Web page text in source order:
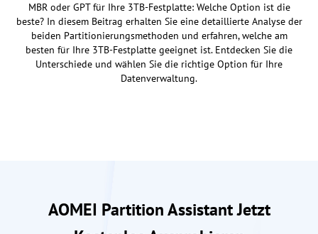
MBR oder GPT für Ihre 3TB-Festplatte: Welche Option ist die
beste? In diesem Beitrag erhalten Sie eine detaillierte Analyse der
beiden Partitionierungsmethoden und erfahren, welche am
besten für Ihre 3TB-Festplatte geeignet ist. Entdecken Sie die
Unterschiede und wählen Sie die richtige Option für Ihre
Datenverwaltung.
AOMEI Partition Assistant Jetzt